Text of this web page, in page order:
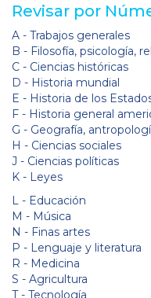
Revisar por
A - Trabajos generales
B - Filosofía, psicología,
C - Ciencias históricas
D - Historia mundial
E - Historia de los
F - Historia general
G - Geografía,
H - Ciencias sociales
J - Ciencias políticas
K - Leyes
L - Educación
M - Música
N - Finas artes
P - Lenguaje y literatura
R - Medicina
S - Agricultura
T - Tecnología